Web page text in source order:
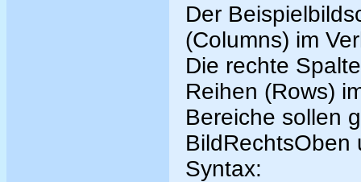
Der
(Columns) im
Die rechte
Reihen (Rows)
Bereiche sollen
BildRechtsOben
Syntax: